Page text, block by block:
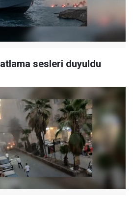
sesleri duyuldu